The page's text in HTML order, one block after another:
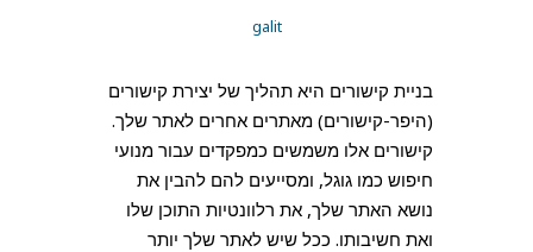
galit
בניית קישורים היא תהליך של יצירת קישורים
(היפר-קישורים) מאתרים אחרים לאתר שלך.
קישורים אלו משמשים כמפקדים עבור מנועי
חיפוש כמו גוגל, ומסייעים להם להבין את
נושא האתר שלך, את רלוונטיות התוכן שלו
ואת חשיבותו. ככל שיש לאתר שלך יותר